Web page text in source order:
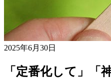
2025年6月30日
「定番化して」「